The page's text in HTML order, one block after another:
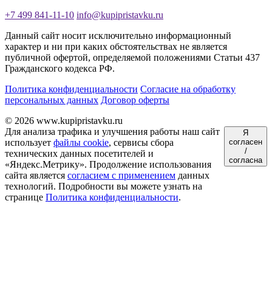
+7 499 841-11-10 info@kupipristavku.ru
Данный сайт носит исключительно информационный
характер и ни при каких обстоятельствах не является
публичной офертой, определяемой положениями Статьи 437
Гражданского кодекса РФ.
Политика конфиденциальности Согласие на обработку
персональных данных Договор оферты
© 2026 www.kupipristavku.ru
Для анализа трафика и улучшения работы наш сайт
использует файлы cookie, сервисы сбора
технических данных посетителей и
«Яндекс.Метрику». Продолжение использования
сайта является согласием с применением данных
технологий. Подробности вы можете узнать на
странице Политика конфиденциальности.
Я
согласен
/
согласна